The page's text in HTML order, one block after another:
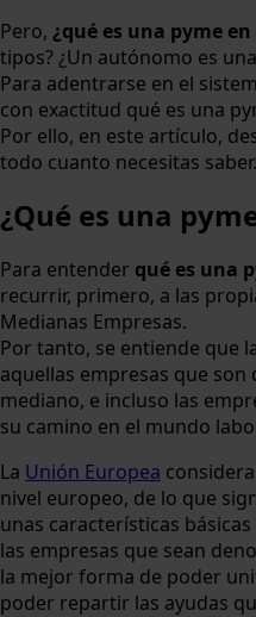
Pero, ¿qué es una pyme en
tipos? ¿Un autónomo es
Para adentrarse en el
con exactitud qué es una
Por ello, en este artículo,
todo cuanto necesitas saber.
¿Qué es una
Para entender qué es una
recurrir, primero, a las
Medianas Empresas.
Por tanto, se entiende que
aquellas empresas que
mediano, e incluso las
su camino en el mundo
La Unión Europea
nivel europeo, de lo que
unas características
las empresas que sean
la mejor forma de poder
poder repartir las ayudas